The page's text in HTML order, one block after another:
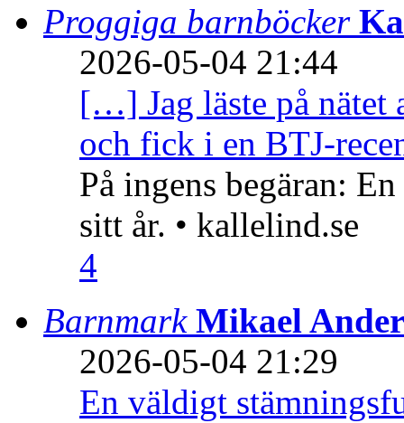
Proggiga barnböcker
2026-05-04 21:44
[…] Jag läste på nätet
och fick i en BTJ-
På ingens begäran:
sitt år. • kallelind.se
4
Barnmark Mikael
2026-05-04 21:29
En väldigt